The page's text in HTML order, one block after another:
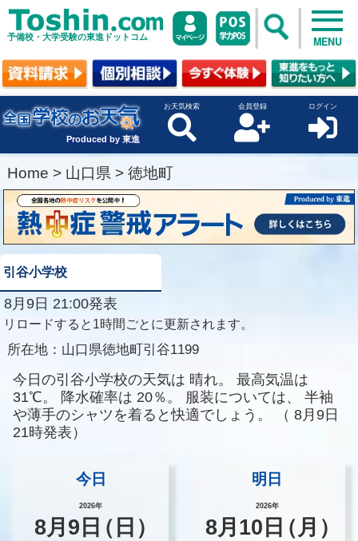
予備校・大学受験の東進ドットコム MENU
Produced by 東進
お天気検索 会員登録 ログイン
Home > 山口県 > 徳地町
引谷小学校
8月9日 21:00発表
リロードすると1時間ごとに更新されます。
所在地： 山口県徳地町引谷1199
今日の引谷小学校の天気は 晴れ。
最高気温は
31℃。
降水確率は 20％。 服装については、
半袖
や薄手のシャツを着ると快適でしょう。
（ 8月9日
21時発表）
今日
2026年
8月 9 日（日）
明日
2026年
8月 10 日（月）